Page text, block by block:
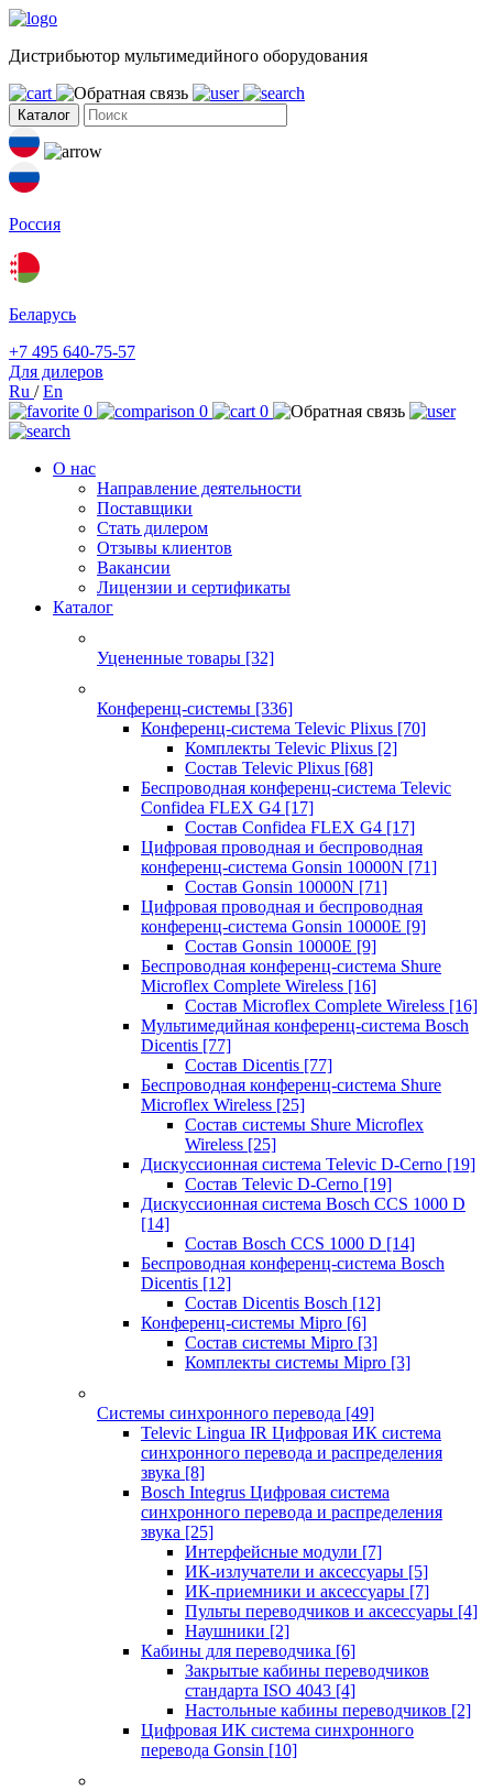
Дистрибьютор мультимедийного оборудования
Каталог
Россия
Беларусь
+7 495 640-75-57
Для дилеров
Ru /En
0
0 0
О нас
Направление деятельности
Поставщики
Стать дилером
Отзывы клиентов
Вакансии
Лицензии и сертификаты
Каталог
Уцененные товары [32]
Конференц-системы [336]
Конференц-система Televic Plixus [70]
Комплекты Televic Plixus [2]
Состав Televic Plixus [68]
Беспроводная конференц-система Televic
Confidea FLEX G4 [17]
Состав Confidea FLEX G4 [17]
Цифровая проводная и беспроводная
конференц-система Gonsin 10000N [71]
Состав Gonsin 10000N [71]
Цифровая проводная и беспроводная
конференц-система Gonsin 10000E [9]
Состав Gonsin 10000E [9]
Беспроводная конференц-система Shure
Microflex Complete Wireless [16]
Состав Microflex Complete Wireless [16]
Мультимедийная конференц-система Bosch
Dicentis [77]
Состав Dicentis [77]
Беспроводная конференц-система Shure
Microflex Wireless [25]
Состав системы Shure Microflex
Wireless [25]
Дискуссионная система Televic D-Cerno [19]
Состав Televic D-Cerno [19]
Дискуссионная система Bosch CCS 1000 D
[14]
Состав Bosch CCS 1000 D [14]
Беспроводная конференц-система Bosch
Dicentis [12]
Состав Dicentis Bosch [12]
Конференц-системы Mipro [6]
Состав системы Mipro [3]
Комплекты системы Mipro [3]
Системы синхронного перевода [49]
Televic Lingua IR Цифровая ИК система
синхронного перевода и распределения
звука [8]
Bosch Integrus Цифровая система
синхронного перевода и распределения
звука [25]
Интерфейсные модули [7]
ИК-излучатели и аксессуары [5]
ИК-приемники и аксессуары [7]
Пульты переводчиков и аксессуары [4]
Наушники [2]
Кабины для переводчика [6]
Закрытые кабины переводчиков
стандарта ISO 4043 [4]
Настольные кабины переводчиков [2]
Цифровая ИК система синхронного
перевода Gonsin [10]